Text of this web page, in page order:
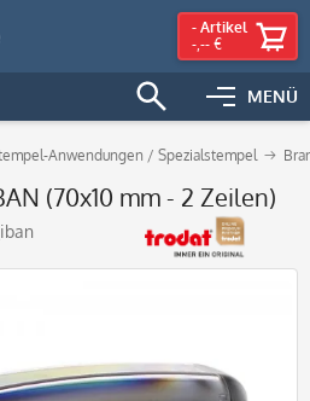
MENÜ
- Artikel
-,-- €
Anwendungen / Spezialstempel
(70x10 mm - 2 Zeilen)